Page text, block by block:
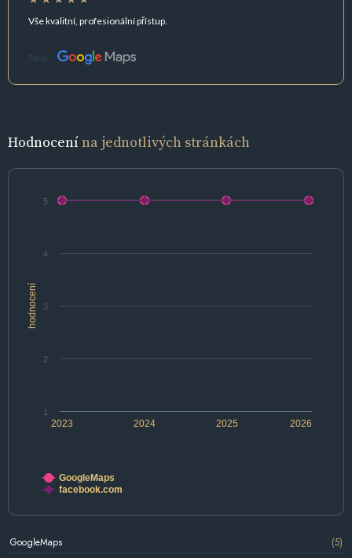
Vše kvalitní, profesionální přístup.
Zdroj:
Hodnocenína jednotlivých stránkách
hodnocení
2024 2026
2023 2025
1
2
3
4
5
GoogleMaps
facebook.com
GoogleMaps
(5)